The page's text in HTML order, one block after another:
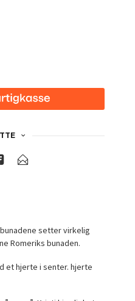
setter virkelig
Romeriks bunaden.
et hjerte i senter. hjerte